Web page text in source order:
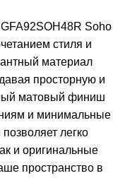
Soho
стиля и
материал
просторную и
матовый финиш
и минимальные
легко
и оригинальные
пространство в